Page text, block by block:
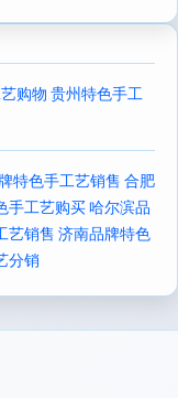
购物 贵州特色手工
特色手工艺销售 合肥
手工艺购买哈尔滨品
艺销售 济南品牌特色
分销